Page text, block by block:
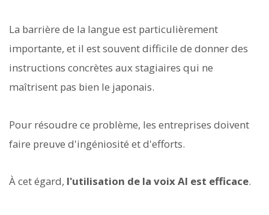
La barrière de la langue est particulièrement
importante, et il est souvent difficile de donner des
instructions concrètes aux stagiaires qui ne
maîtrisent pas bien le japonais.
Pour résoudre ce problème, les entreprises doivent
faire preuve d'ingéniosité et d'efforts.
À cet égard, l'utilisation de la voix AI est efficace.